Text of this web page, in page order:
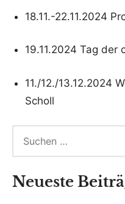
18.11.-22.11.2024
19.11.2024 Tag der
11./12./13.12.2024
Scholl
Neueste